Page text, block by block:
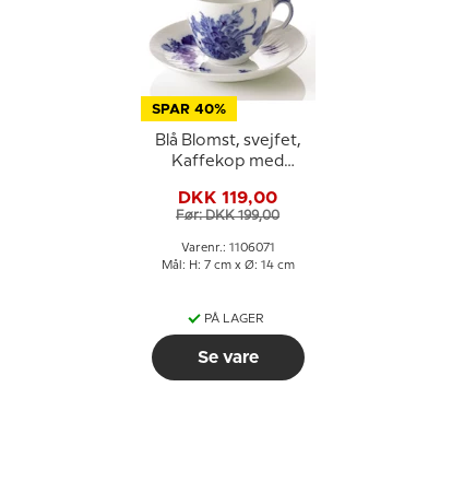
SPAR 40%
Blå Blomst, svejfet,
Kaffekop med
eller 071, indhold 18 cl.,
Royal Copenhagen
DKK 119,00
Før: DKK 199,00
Varenr.: 1106071
Mål: H: 7 cm x Ø: 14 cm
PÅ LAGER
Se vare